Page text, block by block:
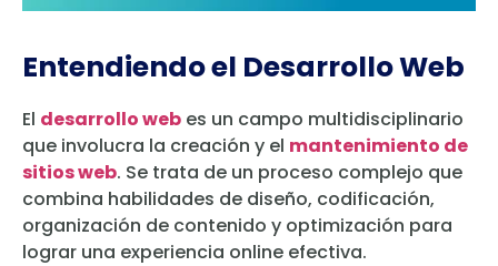
Entendiendo el Desarrollo Web
El desarrollo web es un campo multidisciplinario
que involucra la creación y el mantenimiento de
sitios web. Se trata de un proceso complejo que
combina habilidades de diseño, codificación,
organización de contenido y optimización para
lograr una experiencia online efectiva.